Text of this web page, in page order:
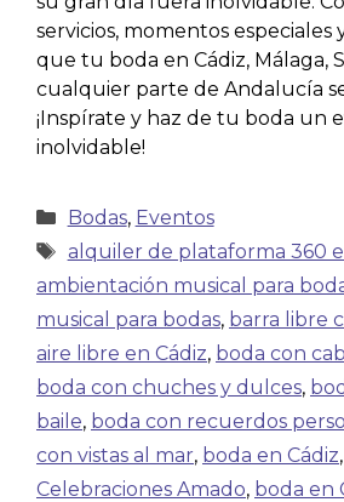
servicios, momentos especiales
que tu boda en Cádiz, Málaga,
cualquier parte de Andalucía
¡Inspírate y haz de tu boda un
inolvidable!
Bodas, Eventos
alquiler de plataforma 360
ambientación musical para
musical para bodas, barra libre
aire libre en Cádiz, boda con
boda con chuches y dulces,
baile, boda con recuerdos
con vistas al mar, boda en Cádiz,
Celebraciones Amado, boda en